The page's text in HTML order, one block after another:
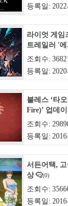
등록일:
라이엇 게임
트레일러 '
조회수:
등록일:
블레스 ‘타
Fire)’ 업데
조회수:
등록일:
서든어택,
상
(0)
조회수:
등록일: